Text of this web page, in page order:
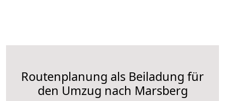
Routenplanung als Beiladung für
den Umzug nach Marsberg